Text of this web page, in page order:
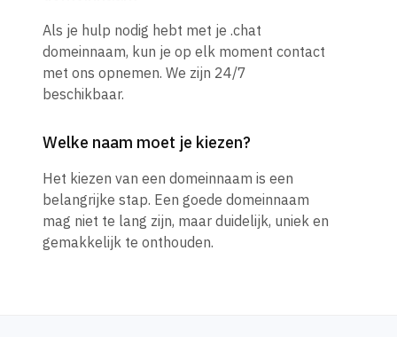
Als je hulp nodig hebt met je .chat
domeinnaam, kun je op elk moment contact
met ons opnemen. We zijn 24/7
beschikbaar.
Welke naam moet je kiezen?
Het kiezen van een domeinnaam is een
belangrijke stap. Een goede domeinnaam
mag niet te lang zijn, maar duidelijk, uniek en
gemakkelijk te onthouden.